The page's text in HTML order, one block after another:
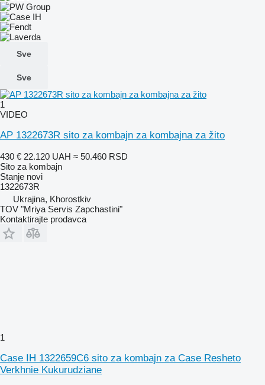
Sve
Sve
1
VIDEO
AP 1322673R sito za kombajn za kombajna za žito
430 € 22.120 UAH ≈ 50.460 RSD
Sito za kombajn
Stanje novi
1322673R
Ukrajina, Khorostkiv
TOV "Mriya Servis Zapchastini"
Kontaktirajte prodavca
1
Case IH 1322659C6 sito za kombajn za Case Resheto
Verkhnie Kukurudziane